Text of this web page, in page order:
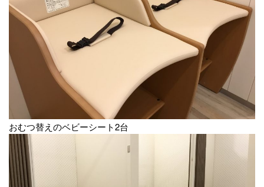
おむつ替えのベビーシート2台